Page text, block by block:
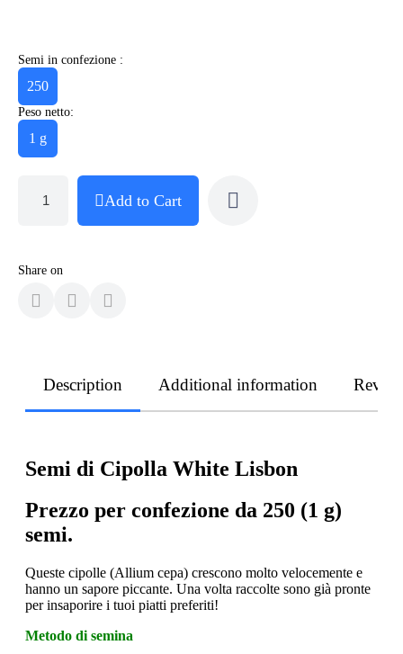
Semi in confezione :
250
Peso netto:
1 g
Add to Cart
Share on
Description Additional information
Semi di Cipolla White Lisbon
Prezzo per confezione da 250 (1 g)
semi.
Queste cipolle (Allium cepa) crescono molto velocemente e
hanno un sapore piccante. Una volta raccolte sono già pronte
per insaporire i tuoi piatti preferiti!
Metodo di semina